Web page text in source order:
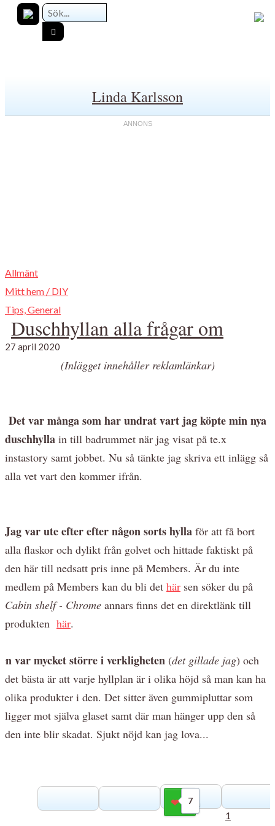
Linda Karlsson
Allmänt
Mitt hem / DIY
Tips, General
Duschhyllan alla frågar om
27 april 2020
(Inlägget innehåller reklamlänkar)
Det var många som har undrat vart jag köpte min nya
duschhylla in till badrummet när jag visat på te.x
instastory samt jobbet. Nu så tänkte jag skriva ett inlägg så
alla vet vart den kommer ifrån.
Jag var ute efter efter någon sorts hylla för att få bort
alla flaskor och dylikt från golvet och hittade faktiskt på
den här till nedsatt pris inne på Members. Är du inte
medlem på Members kan du bli det här sen söker du på
Cabin shelf - Chrome annars finns det en direktlänk till
produkten här.
var mycket större i verkligheten (det gillade jag) och
det bästa är att varje hyllplan är i olika höjd så man kan ha
olika produkter i den. Det sitter även gummipluttar som
ligger mot själva glaset samt där man hänger upp den så
den inte blir skadat. Sjukt nöjd kan jag lova...
7
Gilla
1